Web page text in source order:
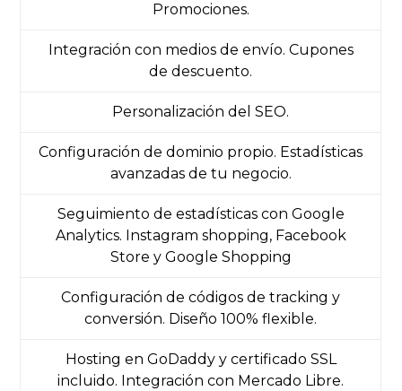
Promociones.
Integración con medios de envío. Cupones
de descuento.
Personalización del SEO.
Configuración de dominio propio. Estadísticas
avanzadas de tu negocio.
Seguimiento de estadísticas con Google
Analytics. Instagram shopping, Facebook
Store y Google Shopping
Configuración de códigos de tracking y
conversión. Diseño 100% flexible.
Hosting en GoDaddy y certificado SSL
incluido. Integración con Mercado Libre.